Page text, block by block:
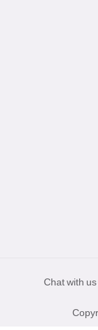
Chat with us